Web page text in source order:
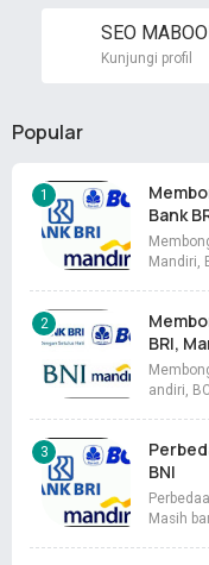
SEO
Kunjungi profil
Popular
Bank
Mandiri,
BRI,
andiri,
BNI
Masih